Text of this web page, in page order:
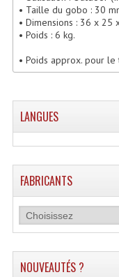
• Taille du gobo : 30
• Dimensions : 36 x 25
• Poids : 6 kg.
• Poids approx. pour le
LANGUES
FABRICANTS
NOUVEAUTÉS ?